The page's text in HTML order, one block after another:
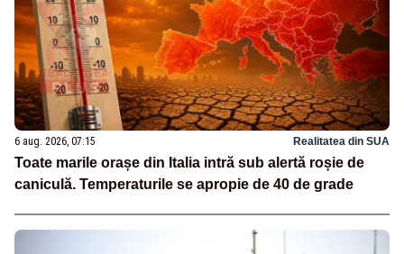
6 aug. 2026, 07:15 Realitatea din SUA
Toate marile orașe din Italia intră sub alertă roșie de
caniculă. Temperaturile se apropie de 40 de grade